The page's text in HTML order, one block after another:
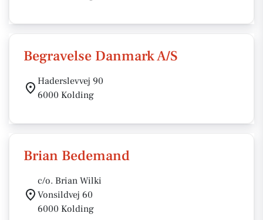
Begravelse Danmark A/S
Haderslevvej 90
6000 Kolding
Brian Bedemand
c/o. Brian Wilki
Vonsildvej 60
6000 Kolding